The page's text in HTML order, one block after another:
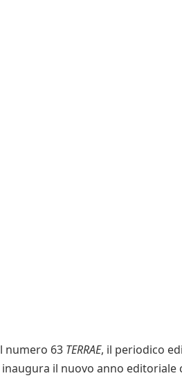
numero 63 TERRAE, il periodico
inaugura il nuovo anno